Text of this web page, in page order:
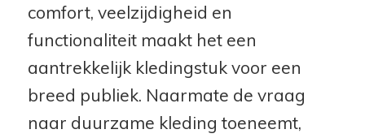
comfort, veelzijdigheid en
functionaliteit maakt het een
aantrekkelijk kledingstuk voor een
breed publiek. Naarmate de vraag
naar duurzame kleding toeneemt,